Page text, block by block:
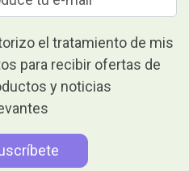
el tratamiento de mis
para recibir ofertas de
y noticias